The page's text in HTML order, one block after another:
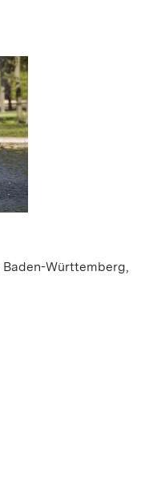
Württemberg,